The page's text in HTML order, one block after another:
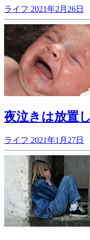
ライフ 2021年2月26日
夜泣きは放置
ライフ 2021年1月27日